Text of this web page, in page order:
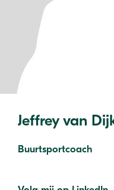
Jeffrey van
Buurtsportcoach